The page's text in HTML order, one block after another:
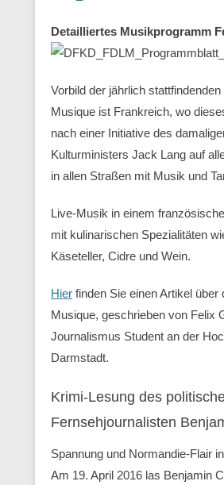
Detailliertes Musikprogramm
Vorbild der jährlich stattfindenden
Musique ist Frankreich, wo
nach einer Initiative des
Kulturministers Jack Lang auf
in allen Straßen mit Musik und
Live-Musik in einem
mit kulinarischen Spezialitäten
Käseteller, Cidre und Wein.
Hier finden Sie einen Artikel über
Musique, geschrieben von Felix
Journalismus Student an der
Darmstadt.
Krimi-Lesung des
Fernsehjournalisten
Spannung und Normandie-Flair
Am 19. April 2016 las Benjamin